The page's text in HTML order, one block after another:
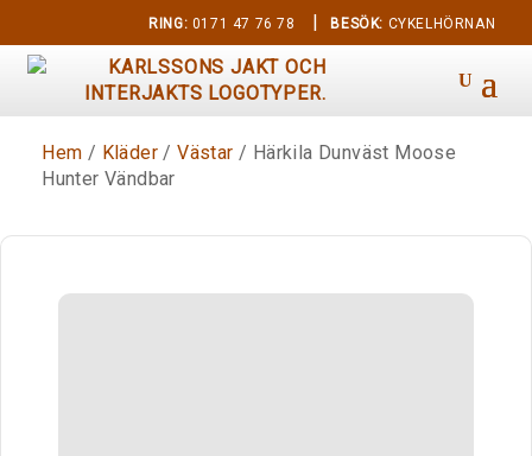
RING: 0171 47 76 78 | BESÖK: CYKELHÖRNAN
Hem / Kläder /Västar / Härkila Dunväst Moose
Hunter Vändbar